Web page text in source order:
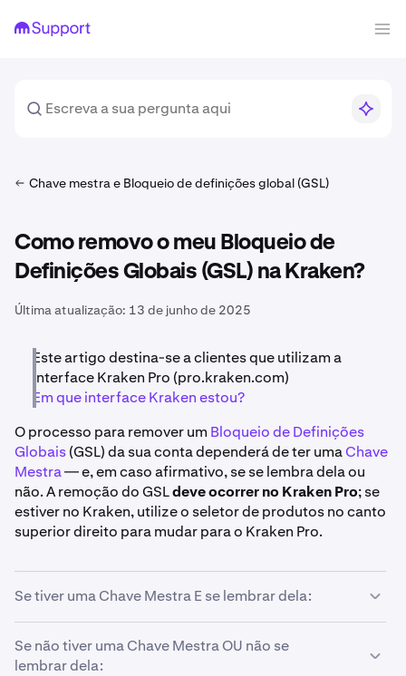
Chave mestra e Bloqueio de definições global (GSL)
Como removo o meu Bloqueio de
Definições Globais (GSL) na Kraken?
Última atualização: 13 de junho de 2025
Este artigo destina-se a clientes que utilizam a
interface Kraken Pro (pro.kraken.com)
Em que interface Kraken estou?
O processo para remover um Bloqueio de Definições
Globais(GSL) da sua conta dependerá de ter umaChave
Mestra— e, em caso afirmativo, se se lembra dela ou
não. A remoção do GSLdeve ocorrer no Kraken Pro; se
estiver no Kraken, utilize o seletor de produtos no canto
superior direito para mudar para o Kraken Pro.
Se tiver uma Chave Mestra E se lembrar dela:
1 Inicie sessão na sua conta Kraken no Kraken Pro
Se não tiver uma Chave Mestra OU não se
lembrar dela: